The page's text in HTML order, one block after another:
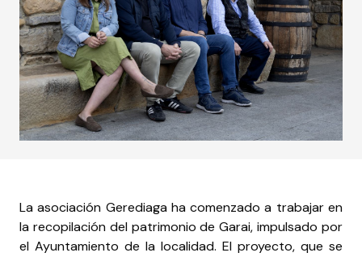
La asociación Gerediaga ha comenzado a trabajar en
la recopilación del patrimonio de Garai, impulsado por
el Ayuntamiento de la localidad. El proyecto, que se